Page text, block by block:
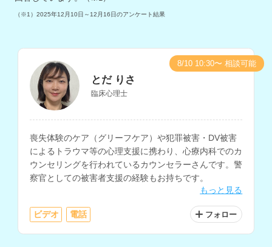
（※1） 2025年12月10日～12月16日のアンケート結果
とだ りさ
臨床心理士
喪失体験のケア（グリーフケア）や犯罪被害・DV被害
によるトラウマ等の心理支援に携わり、心療内科でのカ
ウンセリングを行われているカウンセラーさんです。警
察官としての被害者支援の経験もお持ちです。
もっと見る
ビデオ 電話 フォロー
8/10 10:30〜 相談可能